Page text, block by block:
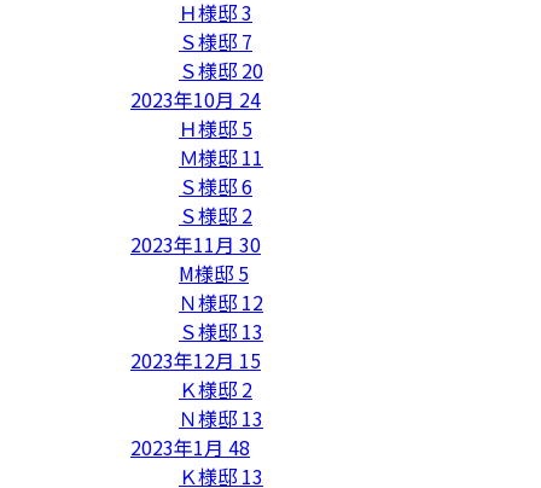
Ｈ様邸3
Ｓ様邸 7
Ｓ様邸 20
2023年10月 24
Ｈ様邸 5
Ｍ様邸 11
Ｓ様邸6
Ｓ様邸 2
2023年11月 30
M様邸 5
Ｎ様邸 12
Ｓ様邸 13
2023年12月 15
Ｋ様邸 2
Ｎ様邸 13
2023年1月 48
Ｋ様邸 13